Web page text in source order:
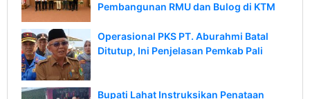
Pembangunan RMU dan Bulog di KTM
Operasional PKS PT. Aburahmi Batal
Ditutup, Ini Penjelasan Pemkab Pali
Bupati Lahat Instruksikan Penataan